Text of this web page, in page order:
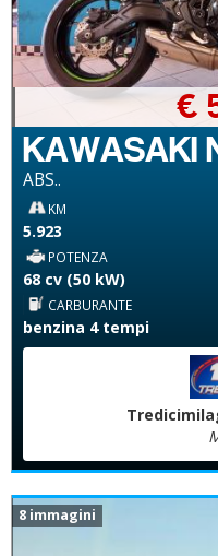
KAWASAKI
ABS..
€
KM
5.923
POTENZA
68 cv (50 kW)
CARBURANTE
benzina 4 tempi
8 immagini